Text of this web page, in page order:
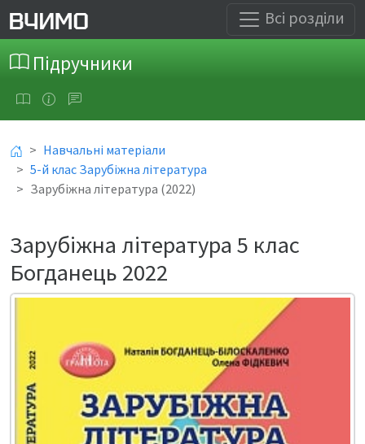
Всі розділи
Підручники
Навчальні матеріали
5-й клас Зарубіжна література
Зарубіжна література (2022)
Зарубіжна література 5 клас
Богданець 2022